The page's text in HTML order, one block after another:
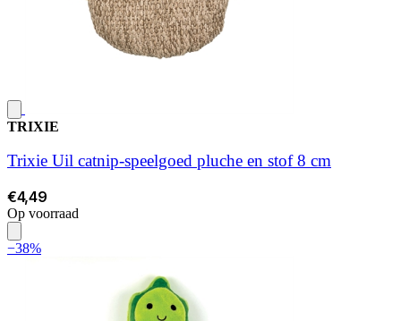
TRIXIE
Trixie Uil catnip-speelgoed pluche en stof 8 cm
€4,49
Op voorraad
−38%